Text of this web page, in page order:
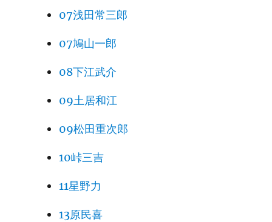
07浅田常三郎
07鳩山一郎
08下江武介
09土居和江
09松田重次郎
10峠三吉
11星野力
13原民喜